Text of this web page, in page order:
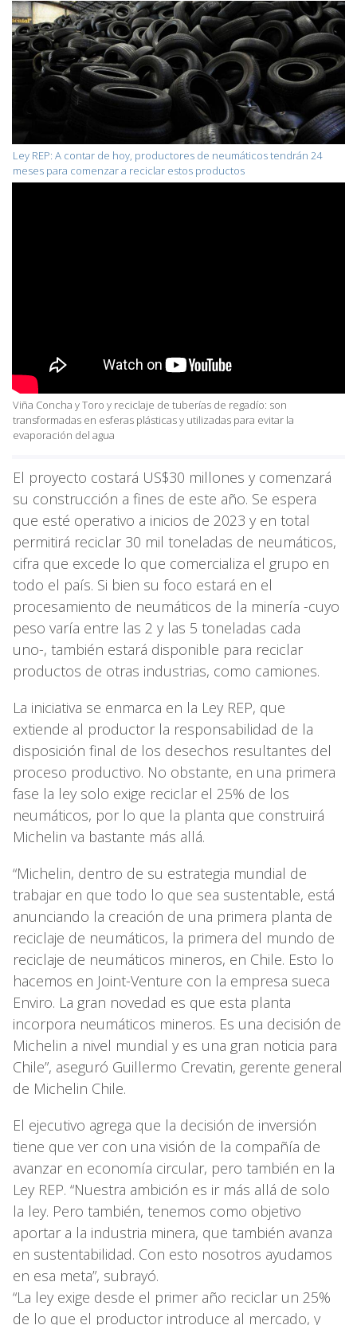
Ley REP: A contar de hoy, productores de neumáticos tendrán 24
meses para comenzar a reciclar estos productos
Viña Concha y Toro y reciclaje de tuberías de regadío: son
transformadas en esferas plásticas y utilizadas para evitar la
evaporación del agua
El proyecto costará US$30 millones y comenzará
su construcción a fines de este año. Se espera
que esté operativo a inicios de 2023 y en total
permitirá reciclar 30 mil toneladas de neumáticos,
cifra que excede lo que comercializa el grupo en
todo el país. Si bien su foco estará en el
procesamiento de neumáticos de la minería -cuyo
peso varía entre las 2 y las 5 toneladas cada
uno-, también estará disponible para reciclar
productos de otras industrias, como camiones.
La iniciativa se enmarca en la Ley REP, que
extiende al productor la responsabilidad de la
disposición final de los desechos resultantes del
proceso productivo. No obstante, en una primera
fase la ley solo exige reciclar el 25% de los
neumáticos, por lo que la planta que construirá
Michelin va bastante más allá.
“Michelin, dentro de su estrategia mundial de
trabajar en que todo lo que sea sustentable, está
anunciando la creación de una primera planta de
reciclaje de neumáticos, la primera del mundo de
reciclaje de neumáticos mineros, en Chile. Esto lo
hacemos en Joint-Venture con la empresa sueca
Enviro. La gran novedad es que esta planta
incorpora neumáticos mineros. Es una decisión de
Michelin a nivel mundial y es una gran noticia para
Chile”, aseguró Guillermo Crevatin, gerente general
de Michelin Chile.
El ejecutivo agrega que la decisión de inversión
tiene que ver con una visión de la compañía de
avanzar en economía circular, pero también en la
Ley REP. “Nuestra ambición es ir más allá de solo
la ley. Pero también, tenemos como objetivo
aportar a la industria minera, que también avanza
en sustentabilidad. Con esto nosotros ayudamos
en esa meta”, subrayó.
“La ley exige desde el primer año reciclar un 25%
de lo que el productor introduce al mercado, y